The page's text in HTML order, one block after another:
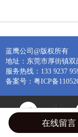
蓝鹰公司@版权所有
地址：东莞市厚街镇
服务热线：133 9237
备案号：粤ICP备
在
在线留言